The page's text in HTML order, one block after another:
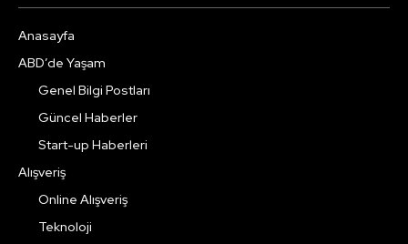
Anasayfa
ABD’de Yaşam
Genel Bilgi Postları
Güncel Haberler
Start-up Haberleri
Alışveriş
Online Alışveriş
Teknoloji